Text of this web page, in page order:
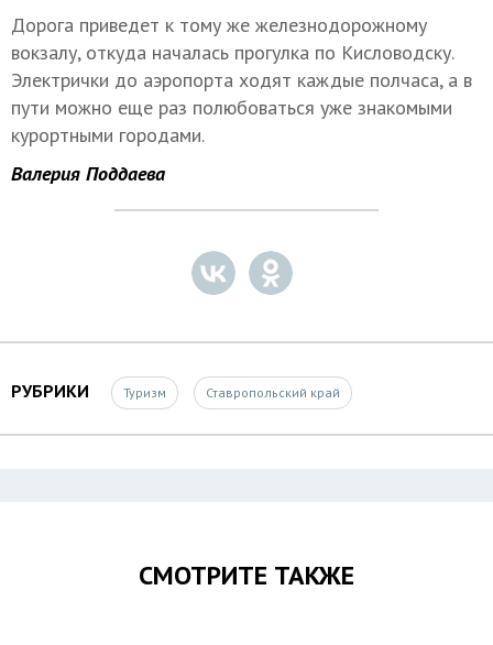
Дорога приведет к тому же железнодорожному
вокзалу, откуда началась прогулка по Кисловодску.
Электрички до аэропорта ходят каждые полчаса, а в
пути можно еще раз полюбоваться уже знакомыми
курортными городами.
Валерия Поддаева
РУБРИКИ Туризм Ставропольский край
СМОТРИТЕ ТАКЖЕ